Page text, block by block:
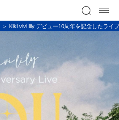
Kiki vivi lily デビュー10周年を記念したライ